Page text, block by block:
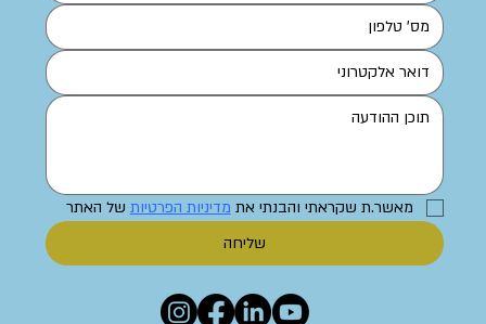
מאשר.ת שקראתי והבנתי את מדיניות הפרטיות של האתר
שליחה